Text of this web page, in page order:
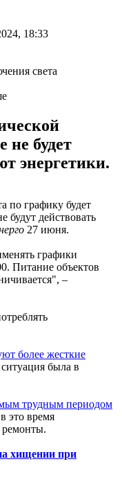
18:33
не будет
энергетики.
по графику будет
будут действовать
27 июня.
графики
Питание объектов
–
более жесткие
была в
трудным периодом
это время
хищении при